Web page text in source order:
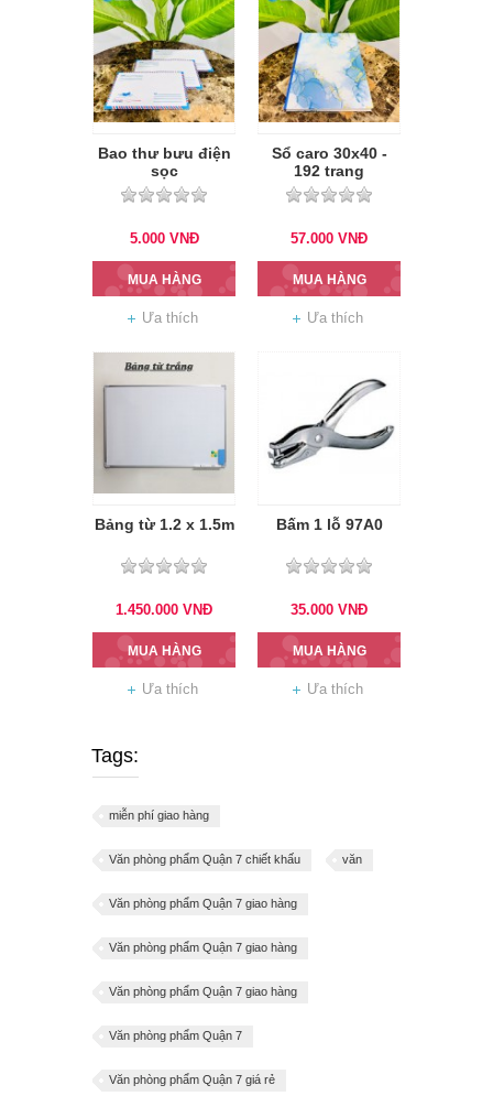
Bao thư bưu điện
sọc
5.000 VNĐ
MUA HÀNG
Ưa thích
Sổ caro 30x40 -
192 trang
57.000 VNĐ
MUA HÀNG
Ưa thích
Bảng từ 1.2 x 1.5m
1.450.000 VNĐ
MUA HÀNG
Ưa thích
Bấm 1 lỗ 97A0
35.000 VNĐ
MUA HÀNG
Ưa thích
Tags:
miễn phí giao hàng
Văn phòng phẩm Quận 7 chiết khấu văn
Văn phòng phẩm Quận 7 giao hàng
Văn phòng phẩm Quận 7 giao hàng
Văn phòng phẩm Quận 7 giao hàng
Văn phòng phẩm Quận 7
Văn phòng phẩm Quận 7 giá rẻ